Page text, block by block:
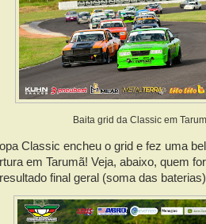
Baita grid da Classic em
Classic encheu o grid e fez uma
em Tarumã! Veja, abaixo, quem
final geral (soma das